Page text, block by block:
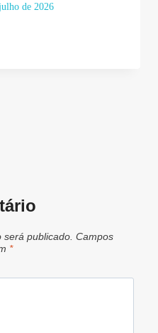
de 2026
será publicado. Campos
*